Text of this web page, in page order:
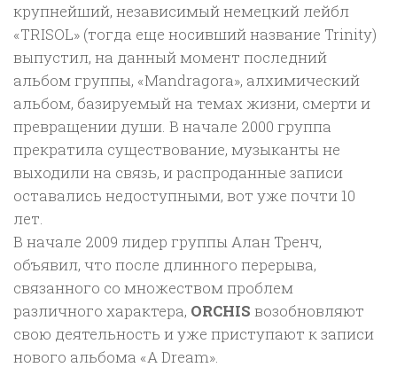
крупнейший, независимый немецкий лейбл
«TRISOL» (тогда еще носивший название Trinity)
выпустил, на данный момент последний
альбом группы, «Mandragora», алхимический
альбом, базируемый на темах жизни, смерти и
превращении души. В начале 2000 группа
прекратила существование, музыканты не
выходили на связь, и распроданные записи
оставались недоступными, вот уже почти 10
лет.
В начале 2009 лидер группы Алан Тренч,
объявил, что после длинного перерыва,
связанного со множеством проблем
различного характера, ORCHIS возобновляют
свою деятельность и уже приступают к записи
нового альбома «A Dream».